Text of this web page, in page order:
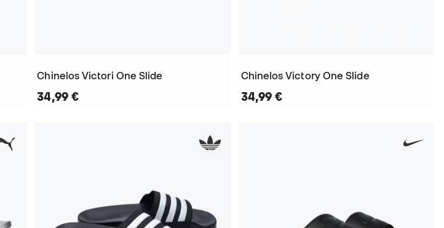
Chinelos Victori One Slide
34,99 €
Chinelos Victory One Slide
34,99 €